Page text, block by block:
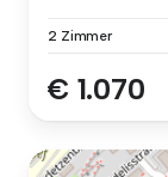
2 Zimmer
€ 1.070